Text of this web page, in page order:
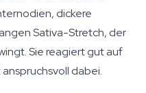
dickere
Sativa-Stretch, der
Sie reagiert gut auf
dabei.